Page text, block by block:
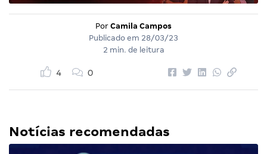
Por Camila Campos
Publicado em 28/03/23
2 min. de leitura
4 0
Notícias recomendadas